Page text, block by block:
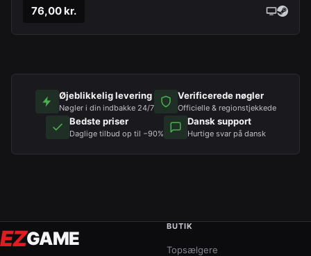
76,00 kr.
Øjeblikkelig levering
Nøgler i din indbakke 24/7
Verificerede nøgler
Officielle & regionstjekkede
Bedste priser
Daglige tilbud op til −90%
Dansk support
Hurtige svar på dansk
EZGAME
BUTIK
Topsælgere